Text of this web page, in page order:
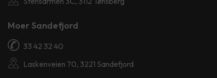
Moer Sandefjord
33 42 32 40
Laskenveien 70, 3221 Sandefjord